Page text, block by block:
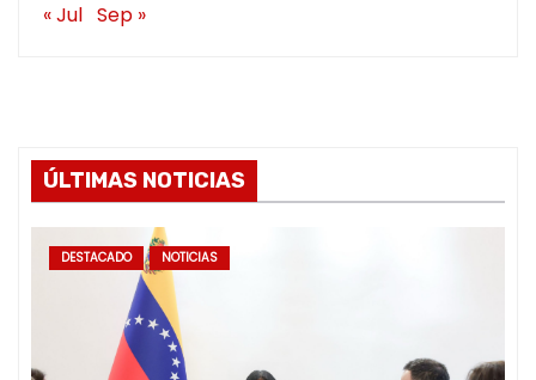
« Jul Sep »
ÚLTIMAS NOTICIAS
DESTACADO NOTICIAS